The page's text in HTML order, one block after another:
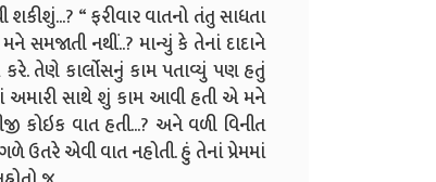
“ ફરીવાર વાતનો તંતુ સાધતા
નથીં..? માન્યું કે તેનાં દાદાને
તેણે કાર્લોસનું કામ પતાવ્યું પણ હતું
અમારી સાથે શું કામ આવી હતી એ મને
કોઇક વાત હતી...? અને વળી વિનીત
ઉતરે એવી વાત નહોતી. હું તેનાં પ્રેમમાં